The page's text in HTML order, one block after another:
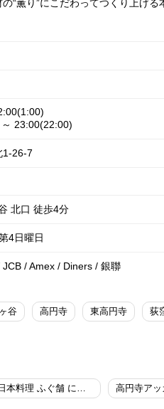
“薫り”にこだわってつくり上げる
23:00(22:00)
1-26-7
北口 徒歩4分
4日曜日
/ Amex / Diners / 銀聯
谷 高円寺 東高円寺 荻
日本料理 ふぐ舗 にしぶち 高円寺アッ